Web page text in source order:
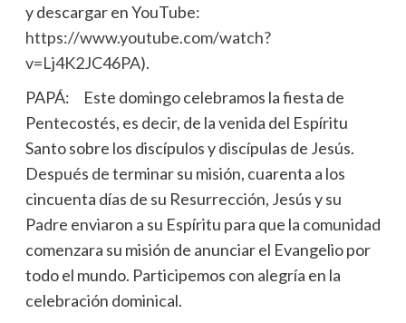
y descargar en YouTube:
https://www.youtube.com/watch?
v=Lj4K2JC46PA).
PAPÁ: Este domingo celebramos la fiesta de
Pentecostés, es decir, de la venida del Espíritu
Santo sobre los discípulos y discípulas de Jesús.
Después de terminar su misión, cuarenta a los
cincuenta días de su Resurrección, Jesús y su
Padre enviaron a su Espíritu para que la comunidad
comenzara su misión de anunciar el Evangelio por
todo el mundo. Participemos con alegría en la
celebración dominical.